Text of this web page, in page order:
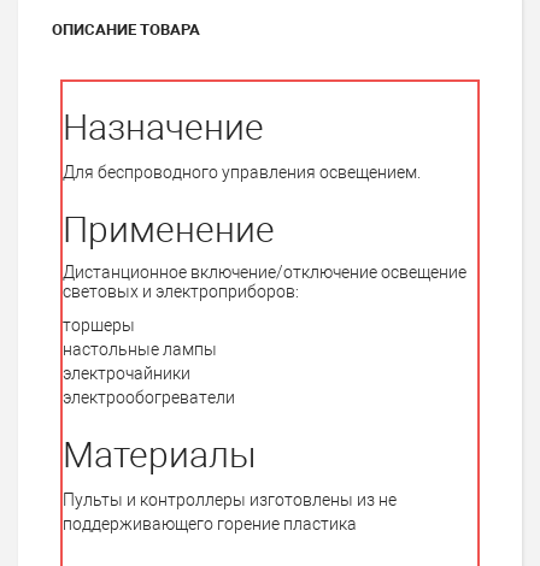
ОПИСАНИЕ ТОВАРА
Назначение
Для беспроводного управления освещением.
Применение
Дистанционное включение/отключение освещение
световых и электроприборов:
торшеры
настольные лампы
электрочайники
электрообогреватели
Материалы
Пульты и контроллеры изготовлены из не
поддерживающего горение пластика